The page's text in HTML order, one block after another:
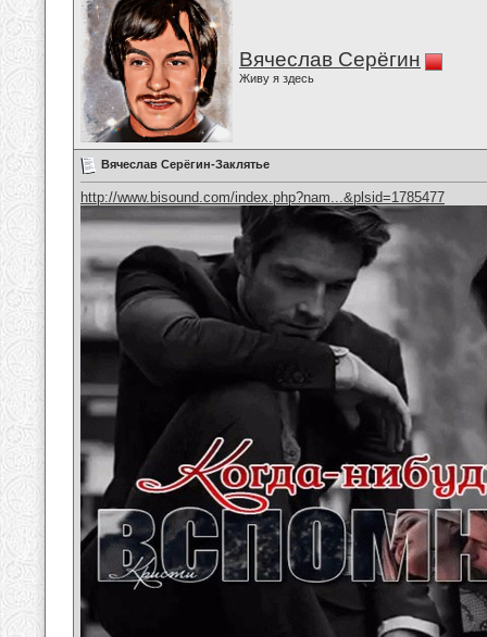
Вячеслав Серёгин
Живу я здесь
Вячеслав Серёгин-Заклятье
http://www.bisound.com/index.php?nam...&plsid=1785477